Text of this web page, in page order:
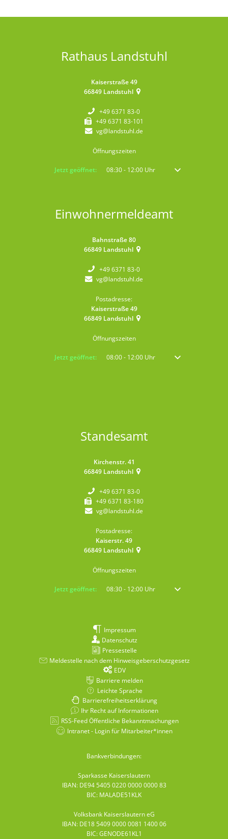
Rathaus Landstuhl
Kaiserstraße 49
66849 Landstuhl
+49 6371 83-0
+49 6371 83-101
vg@landstuhl.de
Öffnungszeiten
Klicken, um weitere Öffnungs- oder Schließzeiten auszublenden
Jetzt geöffnet: 08:30- 12:00Uhr Von 08:30 bis 12:00
Einwohnermeldeamt
Bahnstraße 80
66849 Landstuhl
+49 6371 83-0
vg@landstuhl.de
Postadresse:
Kaiserstraße 49
66849 Landstuhl
Öffnungszeiten
Klicken, um weitere Öffnungs- oder Schließzeiten auszublenden
Jetzt geöffnet: 08:00- 12:00Uhr Von 08:00 bis 12:00
Standesamt
Kirchenstr. 41
66849 Landstuhl
+49 6371 83-0
+49 6371 83-180
vg@landstuhl.de
Postadresse:
Kaiserstr. 49
66849 Landstuhl
Öffnungszeiten
Klicken, um weitere Öffnungs- oder Schließzeiten auszublenden
Jetzt geöffnet: 08:30- 12:00Uhr Von 08:30 bis 12:00
Impressum
Datenschutz
Pressestelle
Meldestelle nach dem Hinweisgeberschutzgesetz
EDV
Barriere melden
Leichte Sprache
Barrierefreiheitserklärung
Ihr Recht auf Informationen
RSS-Feed Öffentliche Bekanntmachungen
Intranet - Login für Mitarbeiter*innen
Bankverbindungen:
Sparkasse Kaiserslautern
IBAN: DE94 5405 0220 0000 0000 83
BIC: MALADE51KLK
Volksbank Kaiserslautern eG
IBAN: DE18 5409 0000 0081 1400 06
BIC: GENODE61KL1